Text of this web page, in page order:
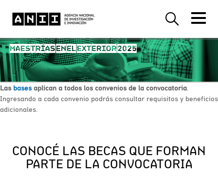
MAESTRÍAS EN EL EXTERIOR 2025
Las basesaplican a todos los convenios de la convocatoria
Ingresando a cada convenio podrás consultar requisitos y beneficios
adicionales.
CONOCÉ LAS BECAS QUE FORMAN
PARTE DE LA CONVOCATORIA